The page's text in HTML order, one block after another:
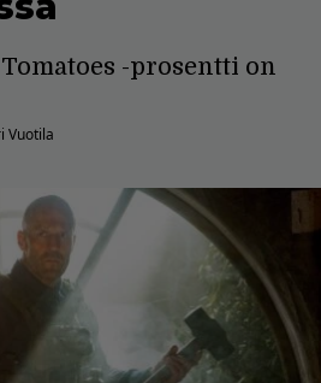
-prosentti on
Vuotila